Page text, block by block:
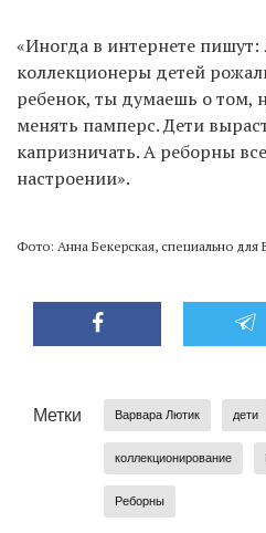
«Иногда в интернете
коллекционеры детей
ребенок, ты думаешь о том,
менять памперс. Дети
капризничать. А реборны
настроении».
Фото: Анна Бекерская, специально для
Метки Варвара Лютик дети
коллекционирование
Реборны